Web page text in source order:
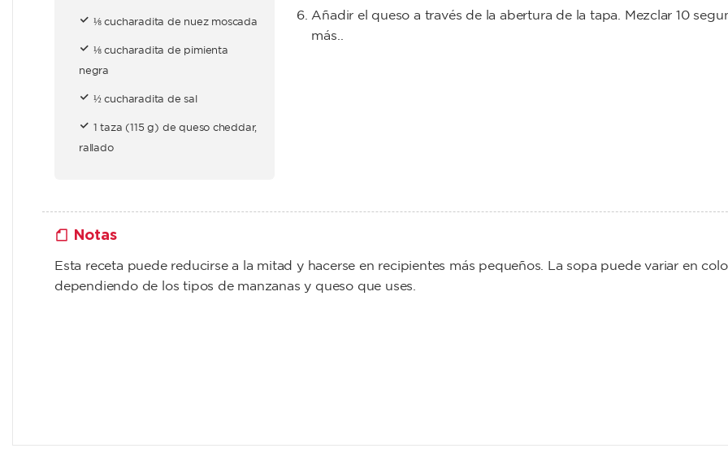
⅛ cucharadita de nuez moscada
⅛ cucharadita de pimienta
negra
½ cucharadita de sal
1 taza (115 g) de queso cheddar,
rallado
Añadir el queso a través de la abertura de la tapa. Mezclar 10
más..
Notas
Esta receta puede reducirse a la mitad y hacerse en recipientes más pequeños. La sopa puede variar en
dependiendo de los tipos de manzanas y queso que uses.